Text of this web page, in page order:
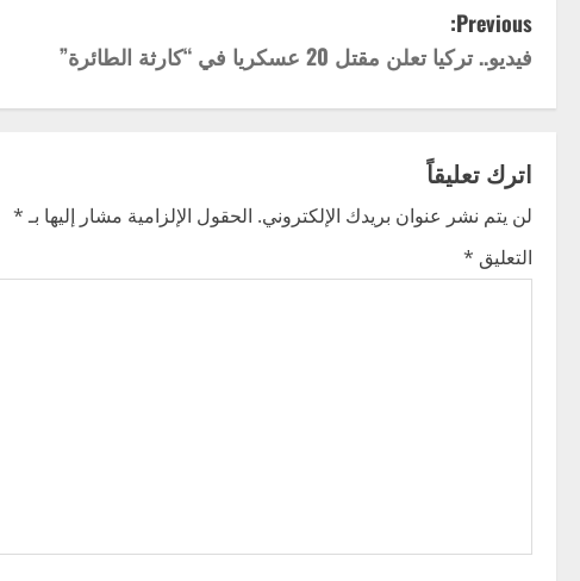
P
o
s
t
n
a
Previous:
فيديو.. تركيا تعلن مقتل 20 عسكريا في “كارثة الطائرة”
اترك تعليقاً
لن يتم نشر عنوان بريدك الإلكتروني. الحقول الإلزامية مشار إليها بـ*
التعليق *